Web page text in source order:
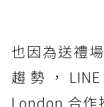
也因為送禮
趨勢，
London 合作